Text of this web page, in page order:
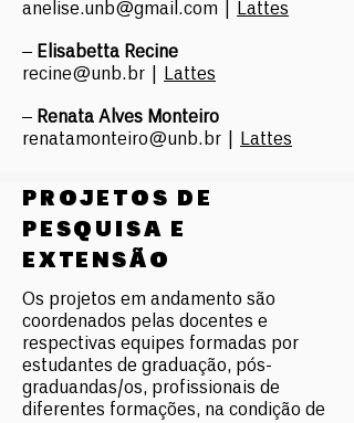
anelise.unb@gmail.com Lattes
– Elisabetta Recine
recine@unb.br
Lattes
– Renata Alves Monteiro
renatamonteiro@unb.br
Lattes
PROJETOS DE
PESQUISA
E
EXTENSÃO
Os projetos em andamento são
coordenados pelas docentes e
respectivas equipes formadas por
estudantes de graduação, pós-
graduandas/os, profissionais de
diferentes formações, na condição de